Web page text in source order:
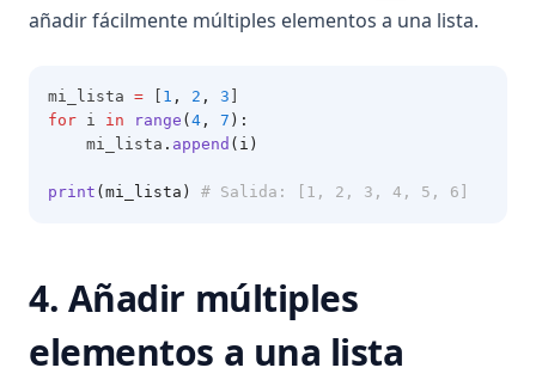
añadir fácilmente múltiples elementos a una lista.
mi_lista = 1 , 2 , 3
for i in range ( 4 , 7 ):
    mi_lista
. append (i)
print (mi_lista) # Salida: [1, 2, 3, 4, 5, 6]
4. Añadir múltiples
elementos a una lista